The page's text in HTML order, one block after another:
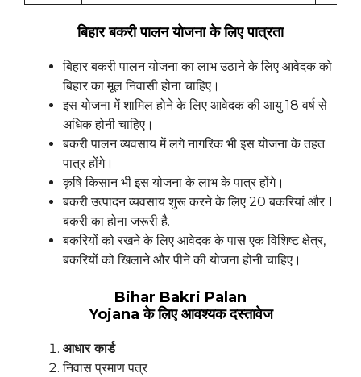
बिहार बकरी पालन योजना के लिए पात्रता
बिहार बकरी पालन योजना का लाभ उठाने के लिए आवेदक को
बिहार का मूल निवासी होना चाहिए।
इस योजना में शामिल होने के लिए आवेदक की आयु 18 वर्ष से
अधिक होनी चाहिए।
बकरी पालन व्यवसाय में लगे नागरिक भी इस योजना के तहत
पात्र होंगे।
कृषि किसान भी इस योजना के लाभ के पात्र होंगे।
बकरी उत्पादन व्यवसाय शुरू करने के लिए 20 बकरियां और 1
बकरी का होना जरूरी है.
बकरियों को रखने के लिए आवेदक के पास एक विशिष्ट क्षेत्र,
बकरियों को खिलाने और पीने की योजना होनी चाहिए।
Bihar Bakri Palan
Yojanaके लिए आवश्यक दस्तावेज
आधार कार्ड
निवास प्रमाण पत्र